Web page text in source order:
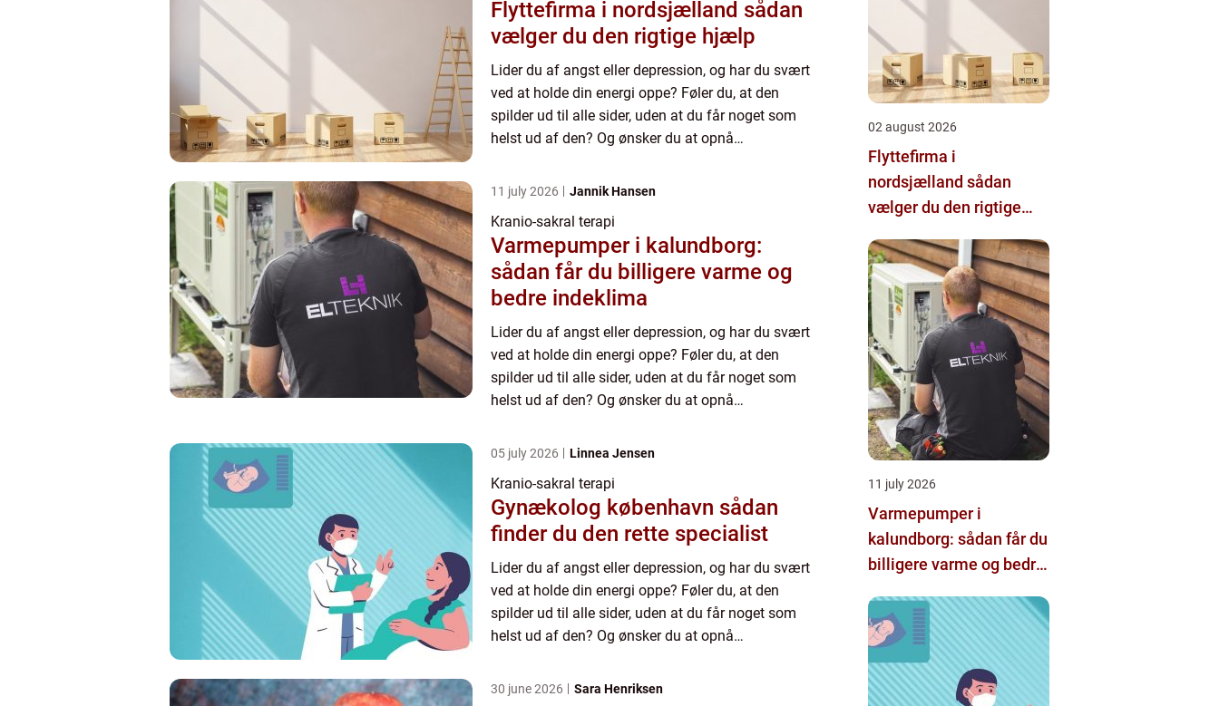
Flyttefirma i nordsjælland sådan
vælger du den rigtige hjælp
Lider du af angst eller depression, og har du svært
ved at holde din energi oppe? Føler du, at den
spilder ud til alle sider, uden at du får noget som
helst ud af den? Og ønsker du at opnå
11 july 2026 Jannik Hansen
Kranio-sakral terapi
Varmepumper i kalundborg:
sådan får du billigere varme og
bedre indeklima
Lider du af angst eller depression, og har du svært
ved at holde din energi oppe? Føler du, at den
spilder ud til alle sider, uden at du får noget som
helst ud af den? Og ønsker du at opnå
05 july 2026 Linnea Jensen
Kranio-sakral terapi
Gynækolog københavn sådan
finder du den rette specialist
Lider du af angst eller depression, og har du svært
ved at holde din energi oppe? Føler du, at den
spilder ud til alle sider, uden at du får noget som
helst ud af den? Og ønsker du at opnå
30 june 2026 Sara Henriksen
02 august 2026
Flyttefirma i
nordsjælland sådan
vælger du den rigtige
11 july 2026
Varmepumper i
kalundborg: sådan får du
billigere varme og bedre